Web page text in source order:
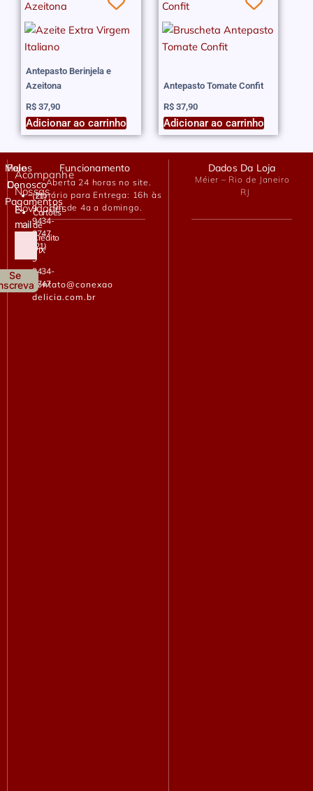
Antepasto Berinjela e
Azeitona
R$ 37,90
Adicionar ao carrinho
Antepasto Tomate Confit
R$37,90
Adicionar ao carrinho
Fale
Conosco
(21)
9
9434-
2747
(21)
9
9434-
2747
contato@conexao
delicia.com.br
Meios
De
Pagamentos
Cartões
de
Crédito
PIX
Acompanhe
Nossas
Novidades
E-
mail
Se
Funcionamento
– Aberta 24 horas no site.
– Horário para Entrega: 16h às
19h de 4a a domingo.
Dados Da Loja
Méier – Rio de Janeiro
RJ